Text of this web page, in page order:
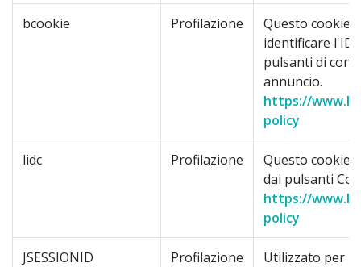
bcookie Profilazione
Questo cookie
identificare l'ID
pulsanti di
annuncio.
https://
policy
lidc Profilazione
Questo cookie
dai pulsanti
https://
policy
JSESSIONID Profilazione
Utilizzato per